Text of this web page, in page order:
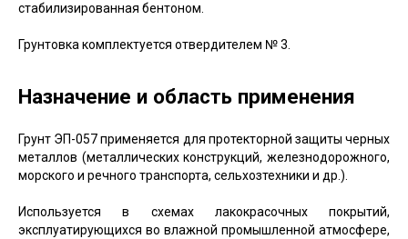
стабилизированная бентоном.
Грунтовка комплектуется отвердителем № 3.
Назначение и область применения
Грунт ЭП-057 применяется для протекторной защиты черных
металлов (металлических конструкций, железнодорожного,
морского и речного транспорта, сельхозтехники и др.).
Используется в схемах лакокрасочных покрытий,
эксплуатирующихся во влажной промышленной атмосфере,